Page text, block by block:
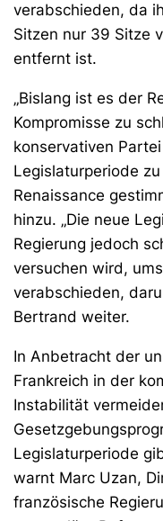
verabschieden, da
Sitzen nur 39 Sitze
entfernt ist.
„Bislang ist es der
Kompromisse zu
konservativen
Legislaturperiode
Renaissance
hinzu. „Die neue
Regierung jedoch
versuchen wird,
verabschieden,
Bertrand weiter.
In Anbetracht der
Frankreich in der
Instabilität
Legislaturperiode
warnt Marc Uzan,
französische